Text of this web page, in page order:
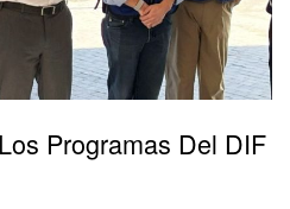
Programas Del DIF